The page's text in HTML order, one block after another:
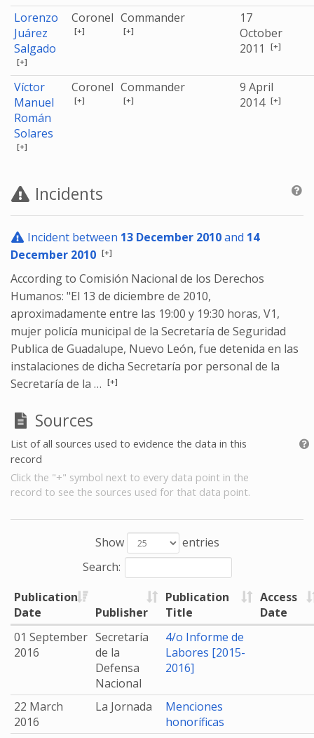
Lorenzo
Juárez
Salgado
[+]
Coronel
[+]
Commander
[+]
17
October
2011
[+]
Víctor
Manuel
Román
Solares
[+]
Coronel
[+]
Commander
[+]
9 April
2014 [+]
Incidents
Incident between 13 December 2010and 14
December 2010 [+]
According to Comisión Nacional de los Derechos
Humanos: "El 13 de diciembre de 2010,
aproximadamente entre las 19:00 y 19:30 horas, V1,
mujer policía municipal de la Secretaría de Seguridad
Publica de Guadalupe, Nuevo León, fue detenida en las
instalaciones de dicha Secretaría por personal de la
Secretaría de la … [+]
Sources
List of all sources used to evidence the data in this
record
Click the "+" symbol next to every data point in the
record to see the sources used for that data point.
Show
entries
Search:
Publication
Date
Publisher
Publication
Title
Access
Date
01 September
2016
Secretaría
de la
Defensa
Nacional
4/o Informe de
Labores [2015-
2016]
22 March
2016
La Jornada
Menciones
honoríficas